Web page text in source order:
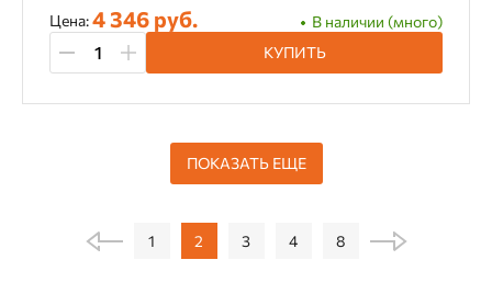
Цена:4 346 руб.
В наличии (много)
КУПИТЬ
ПОКАЗАТЬ ЕЩЕ
1 2 3 4 8